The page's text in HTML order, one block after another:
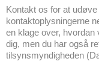
Kontakt os for at
kontaktoplysningerne
en klage over, hvordan
dig, men du har også
tilsynsmyndigheden